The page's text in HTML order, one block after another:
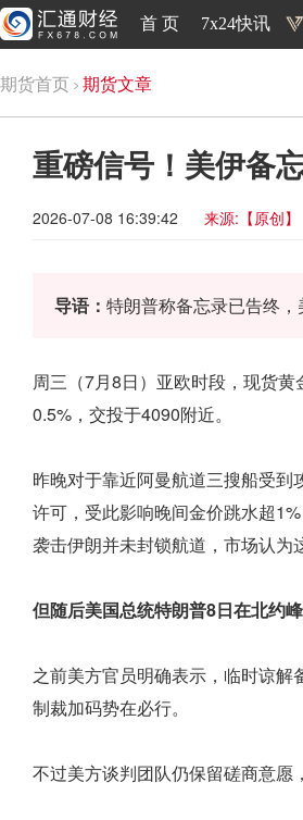
首 页 7x24快讯
期货首页 期货文章
重磅信号！美伊备
2026-07-08 16:39:42 来源:【原创】
导语： 特朗普称备忘录已告终
周三（7月8日）亚欧时段，现货
0.5%，交投于4090附近。
昨晚对于靠近阿曼航道三搜船受
许可，受此影响晚间金价跳水超
袭击伊朗并未封锁航道，市场认
但随后美国总统特朗普8日在北约
之前美方官员明确表示，临时谅
制裁加码势在必行。
不过美方谈判团队仍保留磋商意